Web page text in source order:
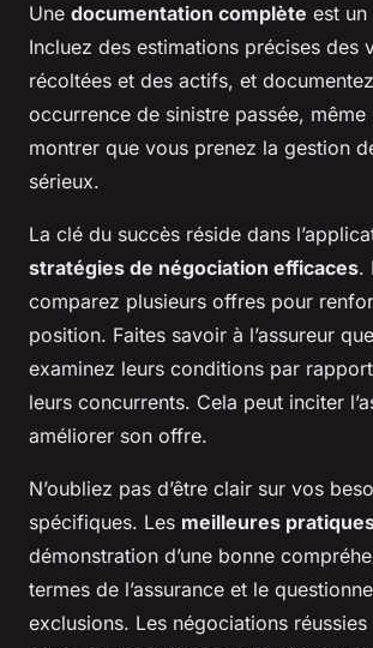
Une documentation complète est un
Incluez des estimations précises des
récoltées et des actifs, et
occurrence de sinistre passée,
montrer que vous prenez la gestion
sérieux.
La clé du succès réside dans
stratégies de négociation efficaces.
comparez plusieurs offres pour
position. Faites savoir à l’assureur
examinez leurs conditions par
leurs concurrents. Cela peut inciter
améliorer son offre.
N’oubliez pas d’être clair sur vos
spécifiques. Les meilleures
démonstration d’une bonne
termes de l’assurance et le
exclusions. Les négociations